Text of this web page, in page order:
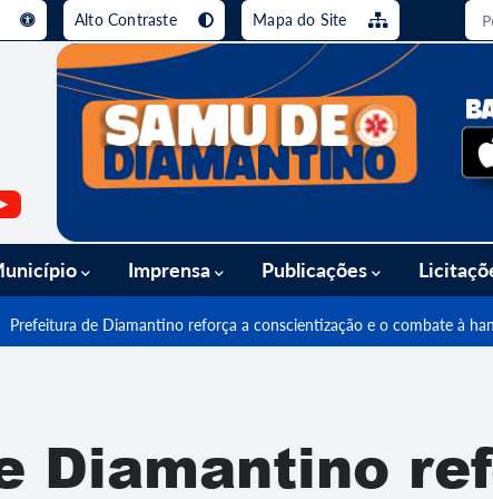
[alt+3] Ir para o rodapé [alt+4]
Alto Contraste Mapa do Site
Imprensa Publicações
Prefeitura de Diamantino reforça a conscientização e o combate à
Diamantino